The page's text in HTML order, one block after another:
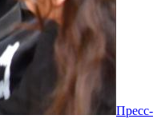
Пресс-